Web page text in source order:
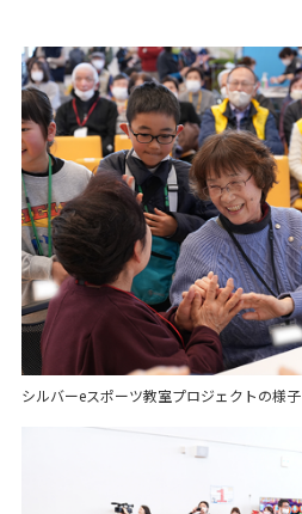
シルバーeスポーツ教室プロジェクトの様子